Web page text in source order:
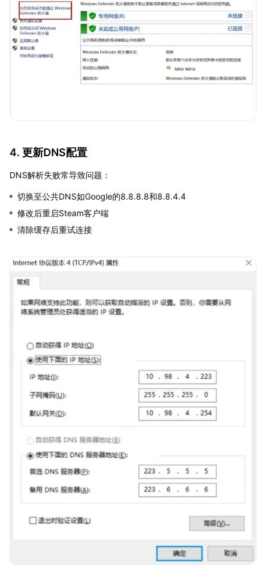
4. 更新DNS配置
DNS解析失败常导致问题：
切换至公共DNS如Google的8.8.8.8和8.8.4.4
修改后重启Steam客户端
清除缓存后重试连接